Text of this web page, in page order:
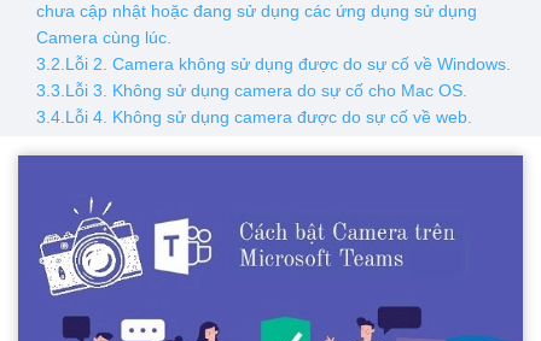
chưa cập nhật hoặc đang sử dụng các ứng dụng sử dụng
Camera cùng lúc.
3.2.Lỗi 2. Camera không sử dụng được do sự cố về Windows.
3.3.Lỗi 3. Không sử dụng camera do sự cố cho Mac OS.
3.4.Lỗi 4. Không sử dụng camera được do sự cố về web.